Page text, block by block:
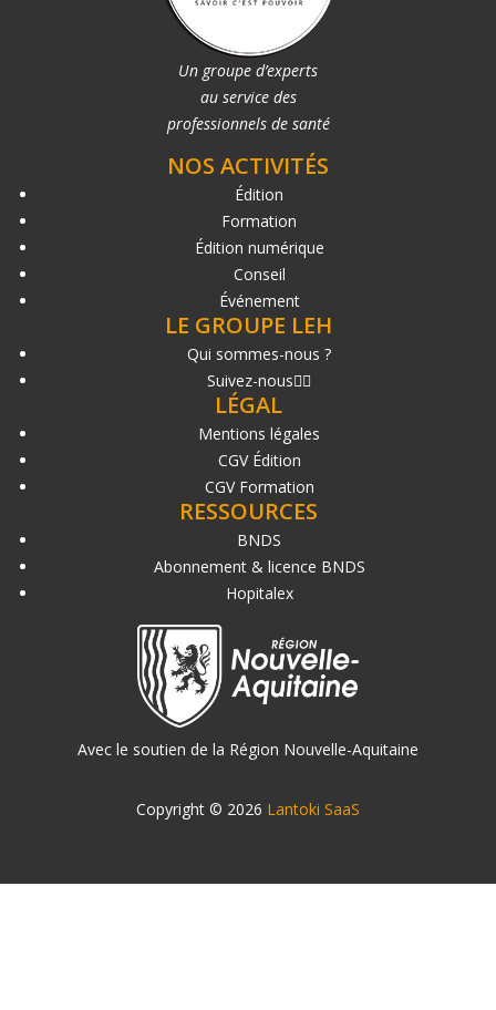
Un groupe d’experts
au service des
professionnels de santé
NOS ACTIVITÉS
Édition
Formation
Édition numérique
Conseil
Événement
LE GROUPE LEH
Qui sommes-nous ?
Suivez-nous
LÉGAL
Mentions légales
CGV Édition
CGV Formation
RESSOURCES
BNDS
Abonnement & licence BNDS
Hopitalex
Avec le soutien de la Région Nouvelle-Aquitaine
Copyright © 2026 Lantoki SaaS